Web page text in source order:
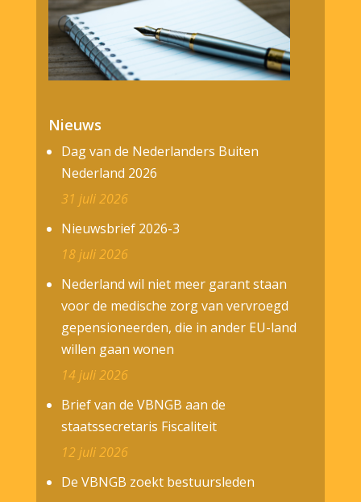
Nieuws
Dag van de Nederlanders Buiten
Nederland 2026
31 juli 2026
Nieuwsbrief 2026-3
18 juli 2026
Nederland wil niet meer garant staan
voor de medische zorg van vervroegd
gepensioneerden, die in ander EU-land
willen gaan wonen
14 juli 2026
Brief van de VBNGB aan de
staatssecretaris Fiscaliteit
12 juli 2026
De VBNGB zoekt bestuursleden